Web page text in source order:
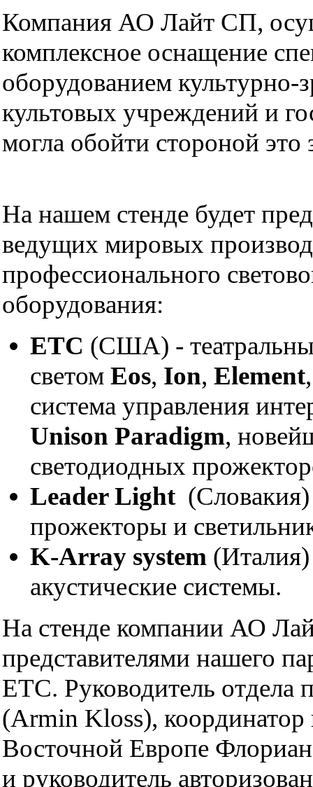
Компания АО Лайт СП,
комплексное оснащение
оборудованием
культовых учреждений и
могла обойти стороной это
На нашем стенде будет
ведущих мировых
профессионального
оборудования:
ETC (США) -
светом Eos, Ion, Element
система управления
Unison Paradigm,
светодиодных
Leader Light(Словакия)
прожекторы и
K-Array system
акустические системы.
На стенде компании АО
представителями нашего
ETC. Руководитель
(Armin Kloss), координатор
Восточной Европе
и руководитель